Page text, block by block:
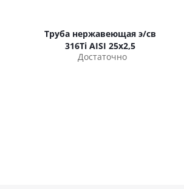
Труба нержавеющая э/св
316Ti AISI 25х2,5
Достаточно